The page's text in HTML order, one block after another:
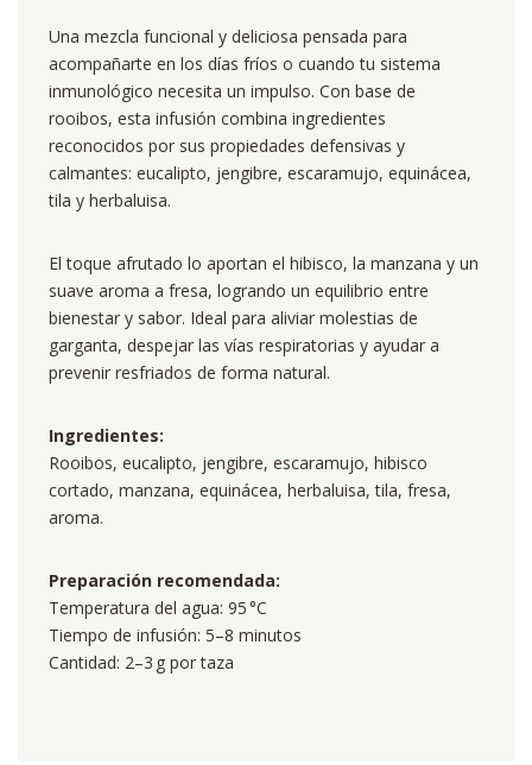
Una mezcla funcional y deliciosa pensada para
acompañarte en los días fríos o cuando tu sistema
inmunológico necesita un impulso. Con base de
rooibos, esta infusión combina ingredientes
reconocidos por sus propiedades defensivas y
calmantes: eucalipto, jengibre, escaramujo, equinácea,
tila y herbaluisa.
El toque afrutado lo aportan el hibisco, la manzana y un
suave aroma a fresa, logrando un equilibrio entre
bienestar y sabor. Ideal para aliviar molestias de
garganta, despejar las vías respiratorias y ayudar a
prevenir resfriados de forma natural.
Ingredientes:
Rooibos, eucalipto, jengibre, escaramujo, hibisco
cortado, manzana, equinácea, herbaluisa, tila, fresa,
aroma.
Preparación recomendada:
Temperatura del agua: 95 °C
Tiempo de infusión: 5–8 minutos
Cantidad: 2–3 g por taza